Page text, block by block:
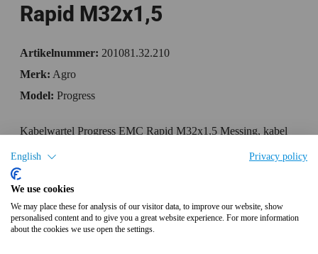
English Privacy policy
We use cookies
We may place these for analysis of our visitor data, to improve our website, show
personalised content and to give you a great website experience. For more information
about the cookies we use open the settings.
Rapid M32x1,5
Artikelnummer: 201081.32.210
Merk: Agro
Model: Progress
Kabelwartel Progress EMC Rapid M32x1,5 Messing, kabel
Ø 18,0-21,0 mm met contactschijf
Specificaties
Bijlagen